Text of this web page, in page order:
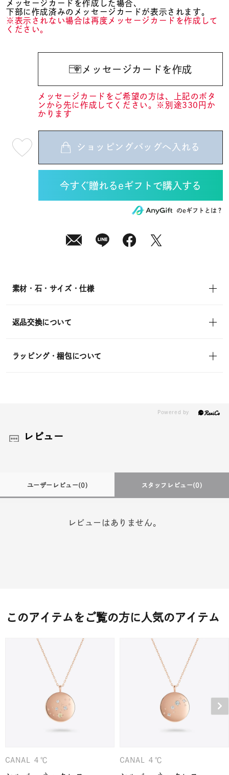
メッセージカードを作成した場合、
下部に作成済みのメッセージカードが表示されます。
※表示されない場合は再度メッセージカードを作成して
ください。
メッセージカードを作成
メッセージカードをご希望の方は、上記のボタ
ンから先に作成してください。※別途330円か
かります
08
月
ショッピングバッグへ入れる
のeギフトとは？
素材・石・サイズ・仕様
返品交換について
ラッピング・梱包について
レビュー
ユーザーレビュー(0) スタッフレビュー(0)
レビューはありません。
このアイテムをご覧の方に人気のアイテム
CANAL ４℃ CANAL ４℃